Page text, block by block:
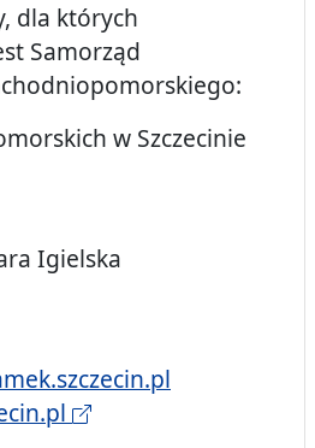
dla których
Samorząd
w Szczecinie
Igielska